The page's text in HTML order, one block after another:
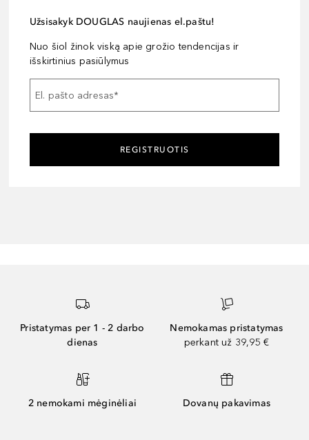
Užsisakyk DOUGLAS naujienas el.paštu!
Nuo šiol žinok viską apie grožio tendencijas ir
išskirtinius pasiūlymus
El. pašto adresas*
REGISTRUOTIS
Pristatymas per 1 - 2 darbo
dienas
Nemokamas pristatymas
perkant už 39,95 €
2 nemokami mėginėliai Dovanų pakavimas